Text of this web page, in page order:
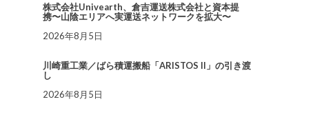
株式会社Univearth、倉吉運送株式会社と資本提
携〜山陰エリアへ実運送ネットワークを拡大〜
2026年8月5日
川崎重工業／ばら積運搬船「ARISTOS II」の引き渡
し
2026年8月5日